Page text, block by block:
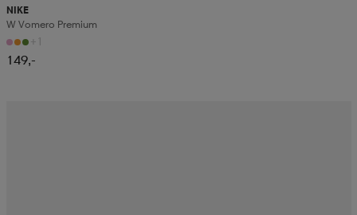
NIKE
W Vomero Premium
+1
149,-